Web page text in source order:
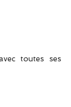
toutes ses